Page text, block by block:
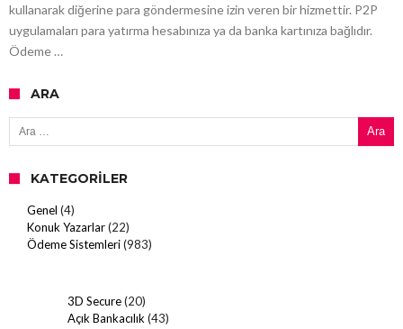
kullanarak diğerine para göndermesine izin veren bir hizmettir. P2P
uygulamaları para yatırma hesabınıza ya da banka kartınıza bağlıdır.
Ödeme …
ARA
Arama:
KATEGORILER
Genel (4)
Konuk Yazarlar(22)
Ödeme Sistemleri(983)
3D Secure(20)
Açık Bankacılık (43)